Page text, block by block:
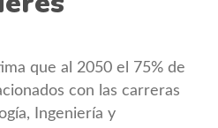
que al 2050 el 75% de
con las carreras
Ingeniería y